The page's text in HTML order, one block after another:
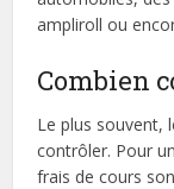
ampliroll ou
Combien
Le plus souvent,
contrôler. Pour
frais de cours